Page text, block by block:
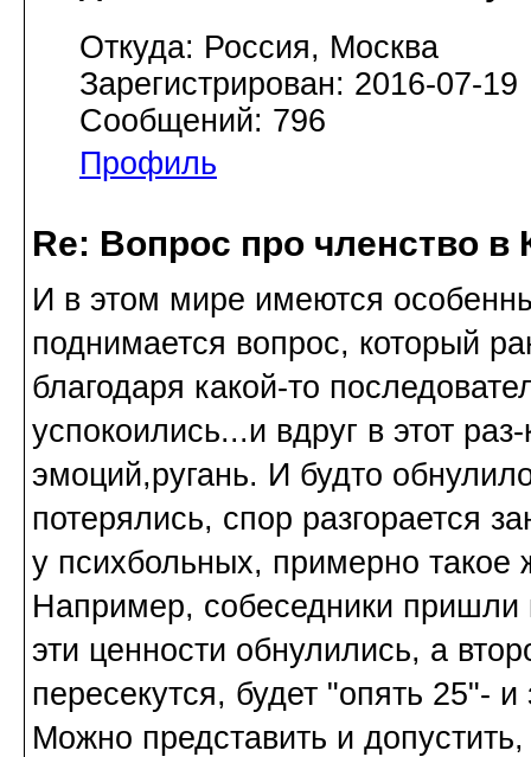
Откуда: Россия, Москва
Зарегистрирован: 2016-07-19
Сообщений: 796
Профиль
Re: Вопрос про членство в
И в этом мире имеются
поднимается вопрос, который
благодаря какой-то
успокоились...и вдруг в этот
эмоций,ругань. И будто
потерялись, спор разгорается
у психбольных, примерно такое
Например, собеседники
эти ценности обнулились, а
пересекутся, будет "опять 25"-
Можно представить и